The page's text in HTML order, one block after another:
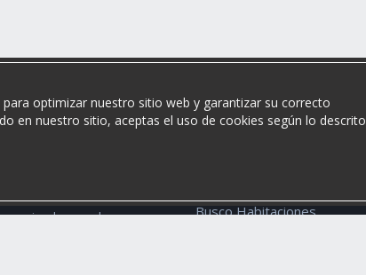
para optimizar nuestro sitio web y garantizar su correcto
en nuestro sitio, aceptas el uso de cookies según lo descrito
arriendan con las que
Busco Habitaciones